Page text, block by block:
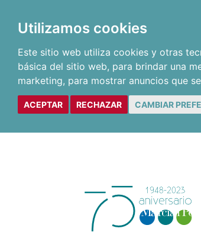
Utilizamos cookies
Este sitio web utiliza cookies y otras
básica del sitio web, para brindar una
marketing, para mostrar anuncios que
ACEPTAR RECHAZAR CAMBIAR